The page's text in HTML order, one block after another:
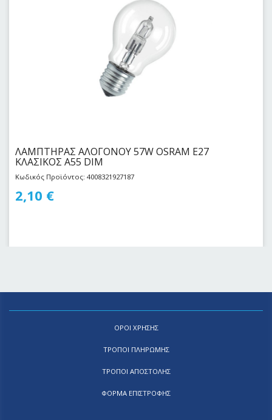
ΛΑΜΠΤΗΡΑΣ ΑΛΟΓΟΝΟΥ 57W OSRAM E27
KΛΑΣΙΚΟΣ Α55 DIM
Κωδικός Προϊόντος: 4008321927187
2,10 €
ΟΡΟΙ ΧΡΗΣΗΣ
ΤΡΟΠΟΙ ΠΛΗΡΩΜΗΣ
ΤΡΟΠΟΙ ΑΠΟΣΤΟΛΗΣ
ΦΟΡΜΑ ΕΠΙΣΤΡΟΦΗΣ